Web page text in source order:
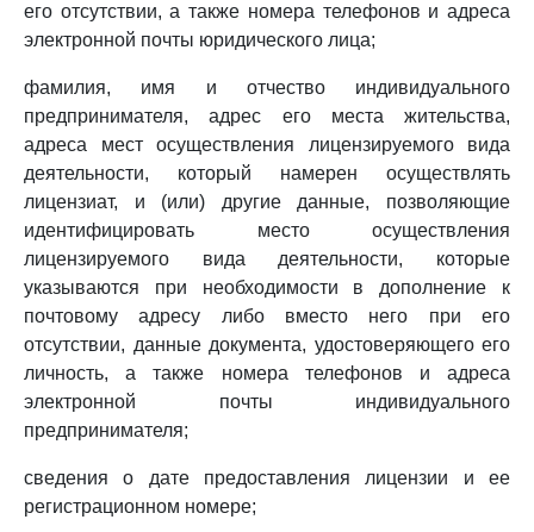
его отсутствии, а также номера телефонов и адреса
электронной почты юридического лица;
фамилия, имя и отчество индивидуального
предпринимателя, адрес его места жительства,
адреса мест осуществления лицензируемого вида
деятельности, который намерен осуществлять
лицензиат, и (или) другие данные, позволяющие
идентифицировать место осуществления
лицензируемого вида деятельности, которые
указываются при необходимости в дополнение к
почтовому адресу либо вместо него при его
отсутствии, данные документа, удостоверяющего его
личность, а также номера телефонов и адреса
электронной почты индивидуального
предпринимателя;
сведения о дате предоставления лицензии и ее
регистрационном номере;